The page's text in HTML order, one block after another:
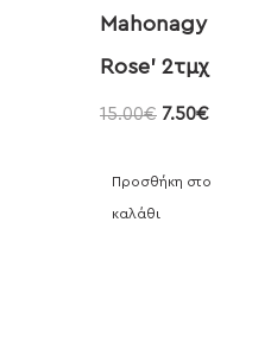
Mahonagy
Rose’ 2τμχ
15.00€ 7.50€
Προσθήκη στο
καλάθι